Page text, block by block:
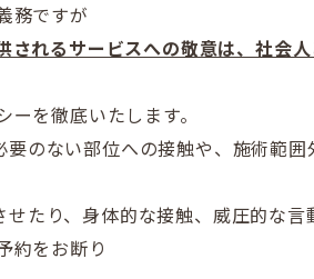
務ですが
されるサービスへの敬意は、社会人
を徹底いたします。
のない部位への接触や、 施術範囲
たり、身体的な接触、威圧的な言
約をお断り